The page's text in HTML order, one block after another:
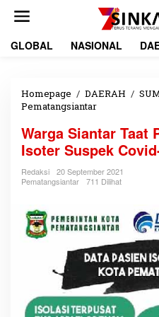
GLOBAL NASIONAL
Homepage / DAERAH /
Pematangsiantar
r
g
a
S
i
t
a
r
T
a
a
t
P
Warga Siantar Taat
Isoter Suspek
Redaksi
20 September 2021
Pematangsiantar
711 Dilihat